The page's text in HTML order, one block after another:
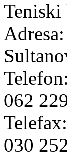
Teniski
Adresa:
Telefon:
062
Telefax:
030